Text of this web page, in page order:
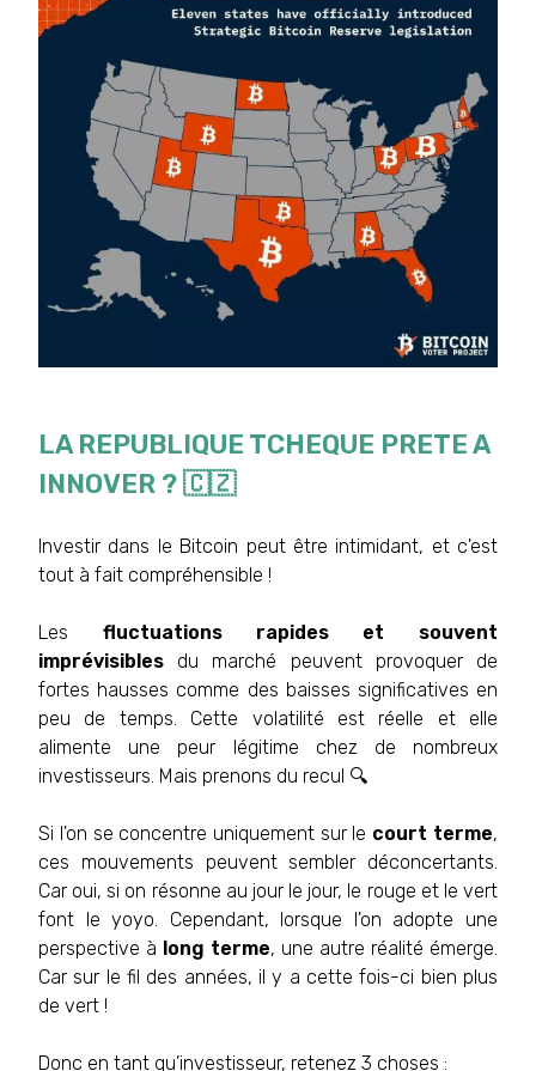
LA REPUBLIQUE TCHEQUE PRETE A
INNOVER ? 🇨🇿
Investir dans le Bitcoin peut être intimidant, et c'est
tout à fait compréhensible !
Les fluctuations rapides et souvent
imprévisibles du marché peuvent provoquer de
fortes hausses comme des baisses significatives en
peu de temps. Cette volatilité est réelle et elle
alimente une peur légitime chez de nombreux
investisseurs. Mais prenons du recul 🔍
Si l'on se concentre uniquement sur le court terme,
ces mouvements peuvent sembler déconcertants.
Car oui, si on résonne au jour le jour, le rouge et le vert
font le yoyo. Cependant, lorsque l'on adopte une
perspective à long terme, une autre réalité émerge.
Car sur le fil des années, il y a cette fois-ci bien plus
de vert !
Donc en tant qu’investisseur, retenez 3 choses :